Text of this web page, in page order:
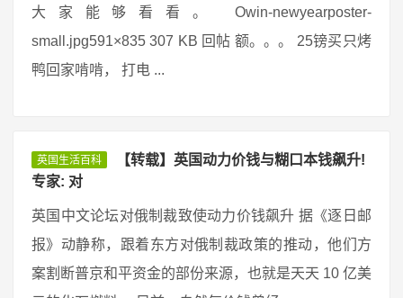
大家能够看看。 Owin-newyearposter-
small.jpg591×835 307 KB 回帖 额。。。 25镑买只烤
鸭回家啃啃， 打电 ...
英国生活百科
【转载】英国动力价钱与糊口本钱飙升!
专家: 对
英国中文论坛对俄制裁致使动力价钱飙升 据《逐日邮
报》动静称，跟着东方对俄制裁政策的推动，他们方
案割断普京和平资金的部份来源，也就是天天 10 亿美